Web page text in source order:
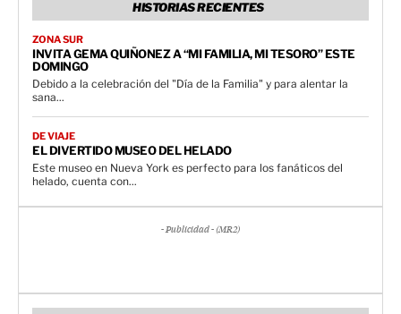
HISTORIAS RECIENTES
ZONA SUR
INVITA GEMA QUIÑONEZ A “MI FAMILIA, MI TESORO” ESTE
DOMINGO
Debido a la celebración del "Día de la Familia" y para alentar la
sana...
DE VIAJE
EL DIVERTIDO MUSEO DEL HELADO
Este museo en Nueva York es perfecto para los fanáticos del
helado, cuenta con...
- Publicidad - (MR2)